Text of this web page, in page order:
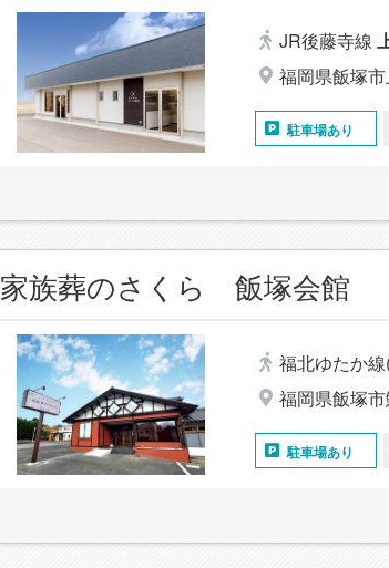
JR後藤寺線
福岡県飯塚
駐車場あり
家族葬のさくら 飯塚会館
福北ゆたか
福岡県飯塚
駐車場あり